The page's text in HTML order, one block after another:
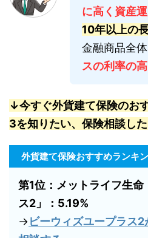
に高く資産
10年以上の
金融商品全
スの利率の
↓今すぐ外貨建て保険のお
3を知りたい、保険相談し
外貨建て保険おすすめランキ
第1位：メットライフ生
ス2」：5.19%
→ビーウィズユープラス